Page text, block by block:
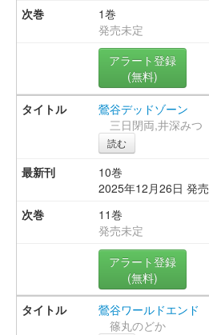
1巻
発売未定
アラート登録
(無料)
鶯谷デッドゾーン
三日閉両,井深みつ
読む
10巻
2025年12月26日 発売
11巻
発売未定
アラート登録
(無料)
鶯谷ワールドエンド
篠丸のどか